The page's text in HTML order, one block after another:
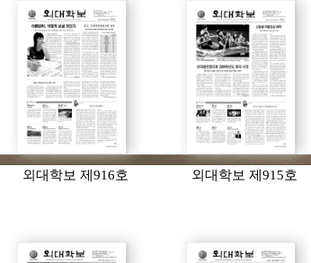
외대학보 제916호 외대학보 제915호